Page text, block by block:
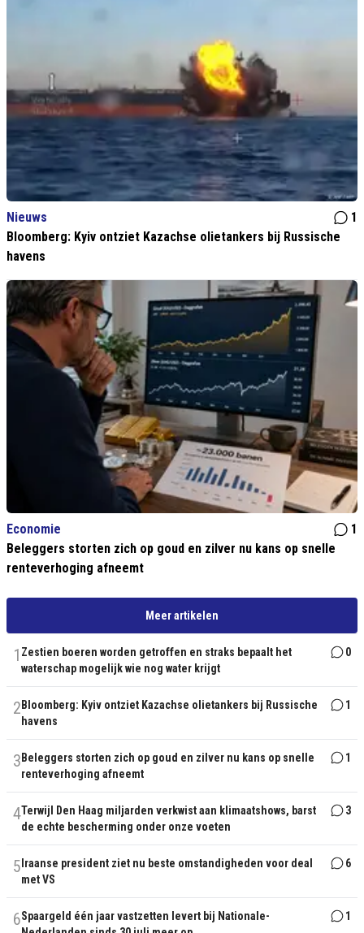
Nieuws
1
Bloomberg: Kyiv ontziet Kazachse olietankers bij Russische
havens
Economie
1
Beleggers storten zich op goud en zilver nu kans op snelle
renteverhoging afneemt
Meer artikelen
1 Zestien boeren worden getroffen en straks bepaalt het
waterschap mogelijk wie nog water krijgt
0
2 Bloomberg: Kyiv ontziet Kazachse olietankers bij Russische
havens
1
3 Beleggers storten zich op goud en zilver nu kans op snelle
renteverhoging afneemt
1
4Terwijl Den Haag miljarden verkwist aan klimaatshows, barst
de echte bescherming onder onze voeten
3
5 Iraanse president ziet nu beste omstandigheden voor deal
met VS
6
6Spaargeld één jaar vastzetten levert bij Nationale-
1